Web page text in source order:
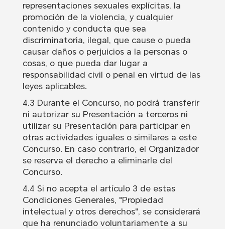
representaciones sexuales explícitas, la
promoción de la violencia, y cualquier
contenido y conducta que sea
discriminatoria, ilegal, que cause o pueda
causar daños o perjuicios a la personas o
cosas, o que pueda dar lugar a
responsabilidad civil o penal en virtud de las
leyes aplicables.
4.3 Durante el Concurso, no podrá transferir
ni autorizar su Presentación a terceros ni
utilizar su Presentación para participar en
otras actividades iguales o similares a este
Concurso. En caso contrario, el Organizador
se reserva el derecho a eliminarle del
Concurso.
4.4 Si no acepta el artículo 3 de estas
Condiciones Generales, "Propiedad
intelectual y otros derechos", se considerará
que ha renunciado voluntariamente a su